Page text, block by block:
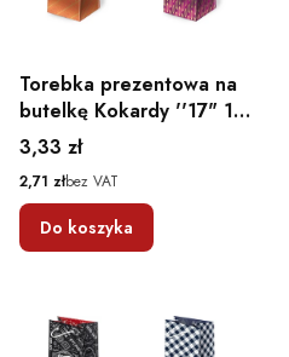
Torebka prezentowa na
butelkę Kokardy ''17" 12
x 36,9 x 11
Cena
3,33 zł
Cena
2,71 złbez VAT
Do koszyka